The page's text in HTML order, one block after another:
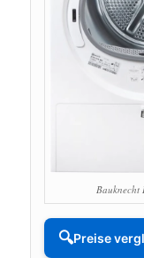
Bauknecht
🔍Preise